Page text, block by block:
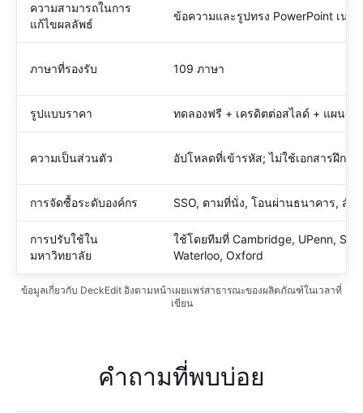
ความสามารถในการ
แก้ไขผลลัพธ์
ข้อความและรูปทรง PowerPoint เนทีฟ
ภาษาที่รองรับ 109 ภาษา
รูปแบบราคา ทดลองฟรี + เครดิตต่อสไลด์ + แผนอง
ความเป็นส่วนตัว อัปโหลดที่เข้ารหัส; ไม่ใช้เอกสารฝึกฝน
การจัดซื้อระดับองค์กร SSO, ตามที่นั่ง, โอนผ่านธนาคาร, สั
การปรับใช้ใน
มหาวิทยาลัย
ใช้โดยทีมที่ Cambridge, UPenn,
Waterloo, Oxford
ข้อมูลเกี่ยวกับ DeckEdit อิงตามหน้าเผยแพร่สาธารณะของผลิตภัณฑ์ในเวลาที่
เขียน
คำถามที่พบบ่อย